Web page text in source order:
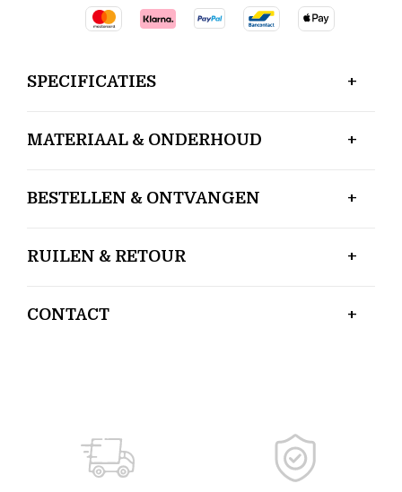
SPECIFICATIES
MATERIAAL & ONDERHOUD
BESTELLEN & ONTVANGEN
RUILEN & RETOUR
CONTACT